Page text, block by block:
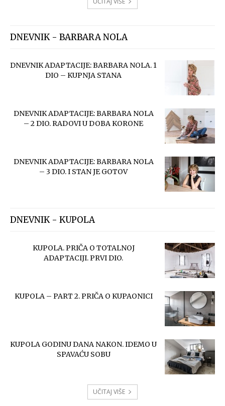
DNEVNIK - BARBARA NOLA
DNEVNIK ADAPTACIJE: BARBARA NOLA. 1
DIO – KUPNJA STANA
DNEVNIK ADAPTACIJE: BARBARA NOLA
– 2 DIO. RADOVI U DOBA KORONE
DNEVNIK ADAPTACIJE: BARBARA NOLA
– 3 DIO. I STAN JE GOTOV
DNEVNIK - KUPOLA
KUPOLA. PRIČA O TOTALNOJ
ADAPTACIJI. PRVI DIO.
KUPOLA – PART 2. PRIČA O KUPAONICI
KUPOLA GODINU DANA NAKON. IDEMO U
SPAVAĆU SOBU
UČITAJ VIŠE